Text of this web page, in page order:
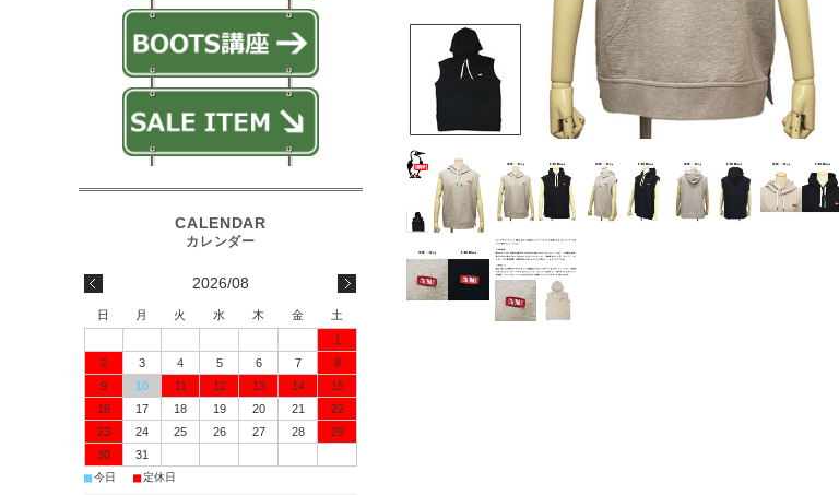
2026/08
日 月 火 水 木 金
土
1
2
3 4 5 6 7
8
9
10 11 12 13 14
15
16
17 18 19 20 21
22
23
24 25 26 27 28
29
30
31
■今日 ■定休日